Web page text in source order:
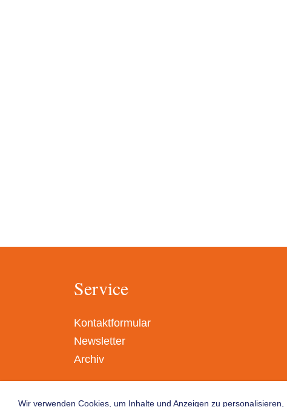
Service
Kontaktformular
Newsletter
Archiv
Wir verwenden Cookies, um Inhalte und Anzeigen zu